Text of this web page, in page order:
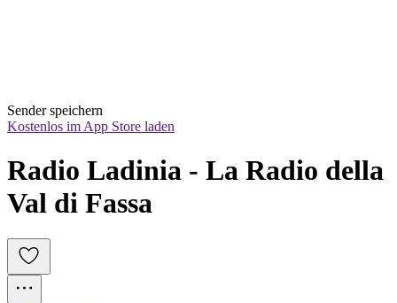
Sender speichern
Kostenlos im App Store laden
Radio Ladinia - La Radio della
Val di Fassa